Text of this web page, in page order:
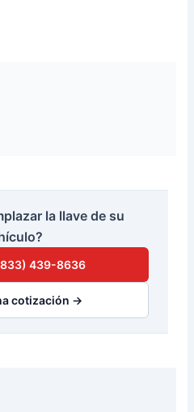
la llave de su
439-8636
cotización →